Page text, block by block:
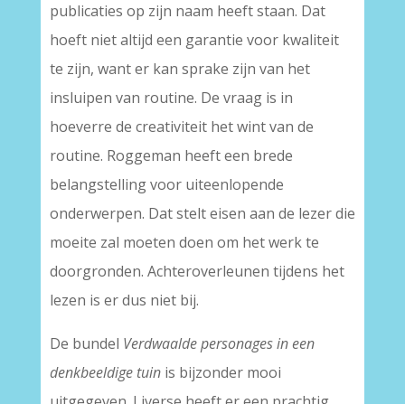
publicaties op zijn naam heeft staan. Dat
hoeft niet altijd een garantie voor kwaliteit
te zijn, want er kan sprake zijn van het
insluipen van routine. De vraag is in
hoeverre de creativiteit het wint van de
routine. Roggeman heeft een brede
belangstelling voor uiteenlopende
onderwerpen. Dat stelt eisen aan de lezer die
moeite zal moeten doen om het werk te
doorgronden. Achteroverleunen tijdens het
lezen is er dus niet bij.
De bundel Verdwaalde personages in een
denkbeeldige tuinis bijzonder mooi